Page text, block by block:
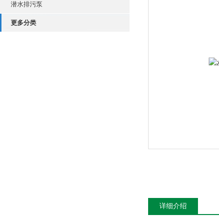
潜水排污泵
更多分类
详细介绍